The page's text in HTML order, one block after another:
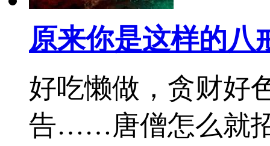
原来你是这样的八
好吃懒做，贪财好
告……唐僧怎么就